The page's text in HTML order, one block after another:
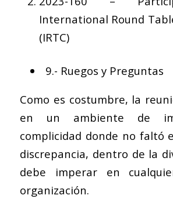
International Round
(IRTC)
9.- Ruegos y Preguntas
Como es costumbre, la
en un ambiente de
complicidad donde no faltó
discrepancia, dentro de la
debe imperar en
organización.